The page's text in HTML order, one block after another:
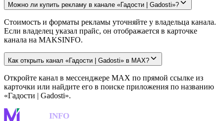
Можно ли купить рекламу в канале «Гадости | Gadosti»?
Стоимость и форматы рекламы уточняйте у владельца канала.
Если владелец указал прайс, он отображается в карточке
канала на MAKSINFO.
Как открыть канал «Гадости | Gadosti» в MAX?
Откройте канал в мессенджере MAX по прямой ссылке из
карточки или найдите его в поиске приложения по названию
«Гадости | Gadosti».
INFO